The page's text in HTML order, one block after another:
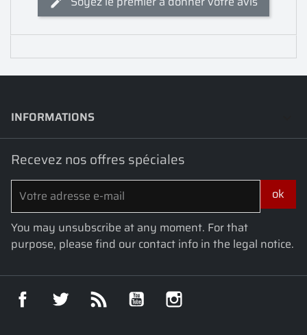
INFORMATIONS
Recevez nos offres spéciales
You may unsubscribe at any moment. For that
purpose, please find our contact info in the legal notice.
Facebook Twitter YouTube